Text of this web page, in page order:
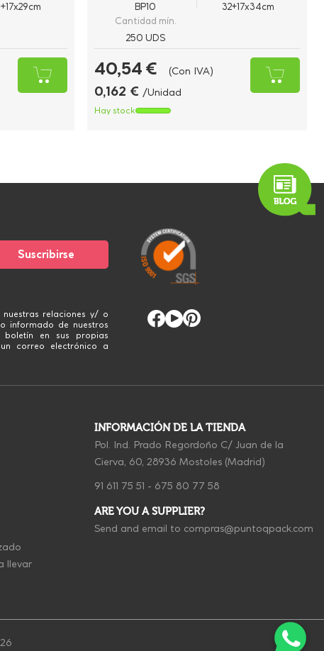
BP10
32+17x34cm
Cantidad mín.
250 UDS
40,54 € (Con IVA)
0,162 € /Unidad
Hay stock
relaciones y/ o
informado de nuestros
boletín en sus propias
correo electrónico a
llevar
INFORMACIÓN DE LA TIENDA
Pol. Ind. Prado Regordoño C/ Juan de la
Cierva, 60, 28936 Mostoles (Madrid)
91 611 75 51 - 675 80 77 58
ARE YOU A SUPPLIER?
Send and email to compras@puntoqpack.com